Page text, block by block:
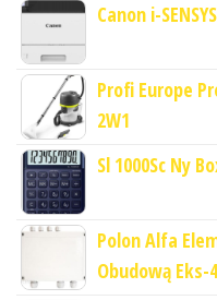
Canon i-
Profi Europe
2W1
Sl 1000Sc Ny
Polon Alfa
Obudową Eks-